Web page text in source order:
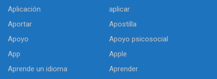
Aplicación
aplicar
Aportar
Apostilla
Apoyo
Apoyo psicosocial
App
Apple
Aprende un idioma
Aprender